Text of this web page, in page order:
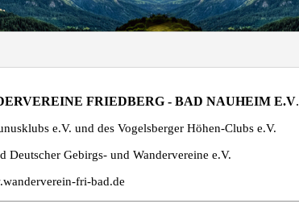
FRIEDBERG - BAD NAUHEIM E.V.
e.V. und des Vogelsberger Höhen-Clubs e.V.
Deutscher Gebirgs- und Wandervereine e.V.
fri-bad.de